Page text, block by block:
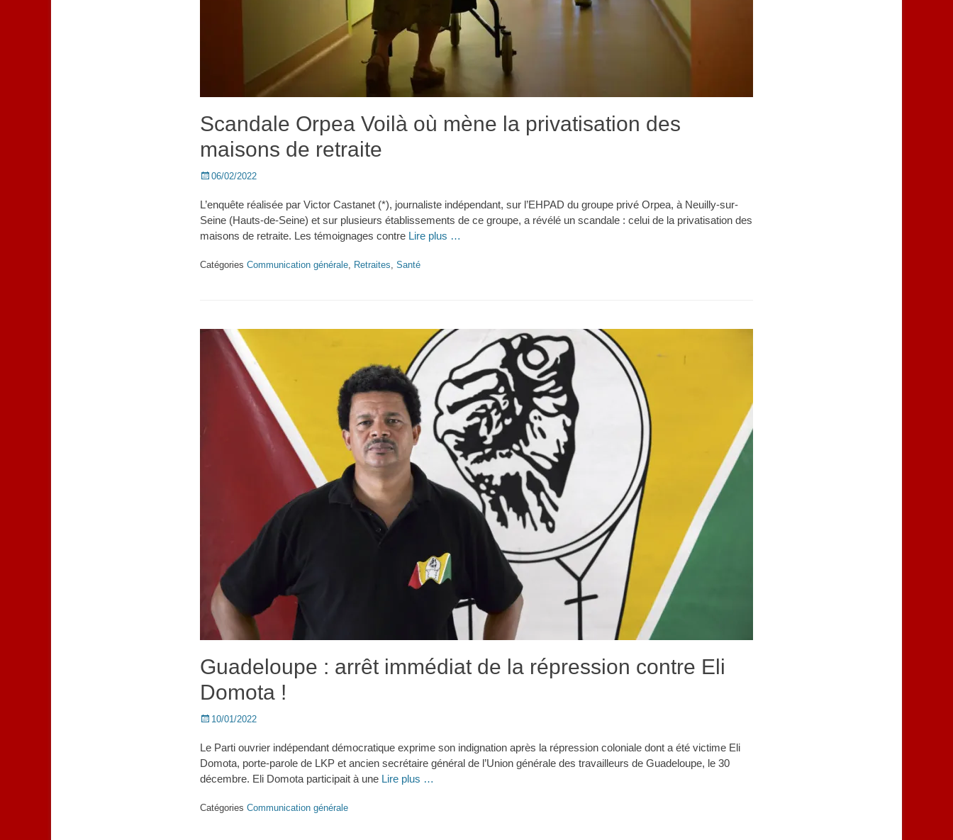
Scandale Orpea Voilà où mène la privatisation des
maisons de retraite
Posted
06/02/2022
L’enquête réalisée par Victor Castanet (*), journaliste indépendant, sur l’EHPAD du groupe privé Orpea, à Neuilly-sur-
Seine (Hauts-de-Seine) et sur plusieurs établissements de ce groupe, a révélé un scandale : celui de la privatisation des
maisons de retraite. Les témoignages contre Lire plus …
Catégories Communication générale, Retraites, Santé
Guadeloupe : arrêt immédiat de la répression contre Eli
Domota !
Posted
10/01/2022
Le Parti ouvrier indépendant démocratique exprime son indignation après la répression coloniale dont a été victime Eli
Domota, porte-parole de LKP et ancien secrétaire général de l’Union générale des travailleurs de Guadeloupe, le 30
décembre. Eli Domota participait à une Lire plus …
Catégories Communication générale